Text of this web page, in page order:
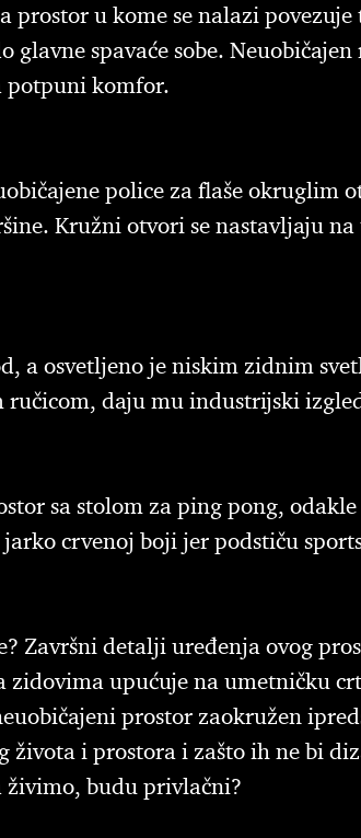
prostor u kome se nalazi
spavaće sobe.
potpuni komfor.
police za flaše okruglim
Kružni otvori se nastavljaju
a osvetljeno je niskim zidnim
ručicom, daju mu industrijski
sa stolom za ping pong,
crvenoj boji jer podstiču
Završni detalji uređenja ovog
zidovima upućuje na umetničku
prostor zaokružen
života i prostora i zašto ih ne bi
živimo, budu privlačni?